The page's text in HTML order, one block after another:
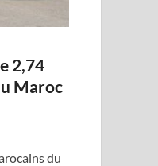
2,74
Maroc
du